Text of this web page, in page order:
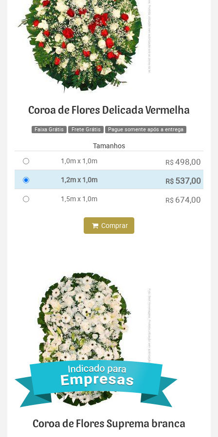
Coroa de Flores Delicada Vermelha
Faixa Grátis Frete Grátis Pague somente após a entrega
Tamanhos
1,0m x 1,0m
R$ 498,00
1,2m x 1,0m R$ 537,00
1,5m x 1,0m R$ 674,00
Comprar
Coroa de Flores Suprema branca